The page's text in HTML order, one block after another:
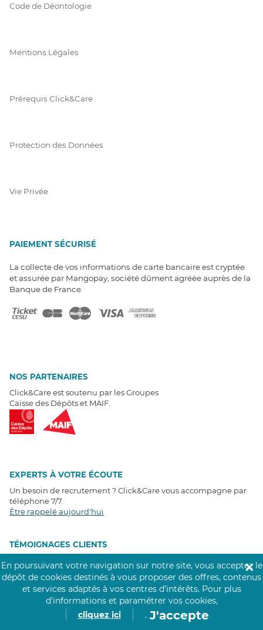
Code de Déontologie
Mentions Légales
Prérequis Click&Care
Protection des Données
Vie Privée
PAIEMENT SÉCURISÉ
La collecte de vos informations de carte bancaire est cryptée
et assurée par Mangopay, société dûment agréée auprès de la
Banque de France.
NOS PARTENAIRES
Click&Care est soutenu par les Groupes
Caisse des Dépôts et MAIF.
EXPERTS À VOTRE ÉCOUTE
Un besoin de recrutement ? Click&Care vous accompagne par
téléphone 7/7
Être rappelé aujourd'hui
TÉMOIGNAGES CLIENTS
4,6/5
Avis clientsrécoltés sur
Google
En poursuivant votre navigation sur notre site, vous acceptez le
dépôt de cookies destinés à vous proposer des offres, contenus
et services adaptés à vos centres d’intérêts. Pour plus
d’informations et paramétrer vos cookies,
cliquez ici
. J'accepte
✕